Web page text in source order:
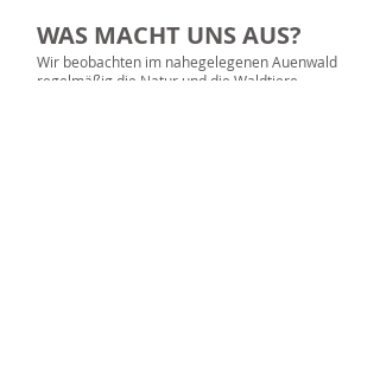
WAS MACHT UNS AUS?
Wir beobachten im nahegelegenen Auenwald
regelmäßig die Natur und die Waldtiere.